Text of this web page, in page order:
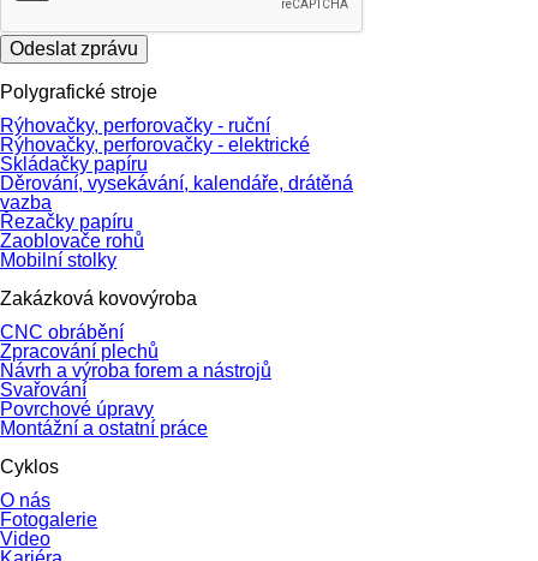
Odeslat zprávu
Polygrafické stroje
Rýhovačky, perforovačky - ruční
Rýhovačky, perforovačky - elektrické
Skládačky papíru
Děrování, vysekávání, kalendáře, drátěná
vazba
Řezačky papíru
Zaoblovače rohů
Mobilní stolky
Zakázková kovovýroba
CNC obrábění
Zpracování plechů
Návrh a výroba forem a nástrojů
Svařování
Povrchové úpravy
Montážní a ostatní práce
Cyklos
O nás
Fotogalerie
Video